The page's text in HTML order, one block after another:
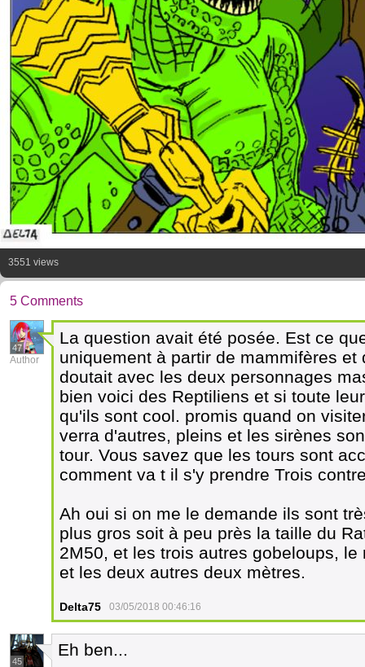
3551 views
5 Comments
47
Author
La question avait été posée. Est ce
uniquement à partir de mammifères
doutait avec les deux personnages
bien voici des Reptiliens et si toute
qu'ils sont cool. promis quand on
verra d'autres, pleins et les sirènes
tour. Vous savez que les tours sont
comment va t il s'y prendre Trois
Ah oui si on me le demande ils sont
plus gros soit à peu près la taille du
2M50, et les trois autres gobeloups,
et les deux autres deux mètres.
Delta75 03/05/2018 00:46:16
45
Eh ben...